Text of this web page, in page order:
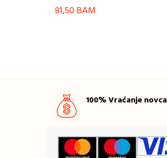
81,50BAM
100% Vraćanje novca